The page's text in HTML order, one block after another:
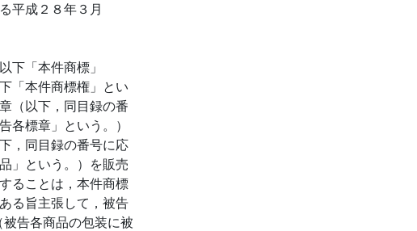
平成２８年３月
下「本件商標」
「本件商標権」とい
（以下，同目録の番
各標章」という。）
，同目録の番号に応
」という。）を販売
ることは，本件商標
る旨主張して，被告
告各商品の包装に被